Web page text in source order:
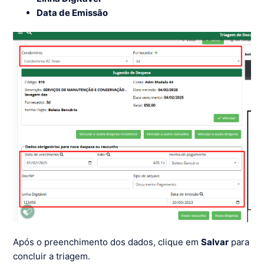
Data de Emissão
Após o preenchimento dos dados, clique emSalvar para
concluir a triagem.